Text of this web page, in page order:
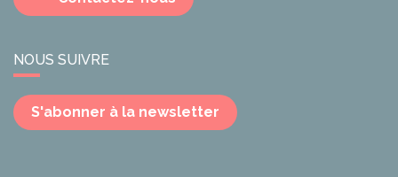
NOUS SUIVRE
S'abonner à la newsletter